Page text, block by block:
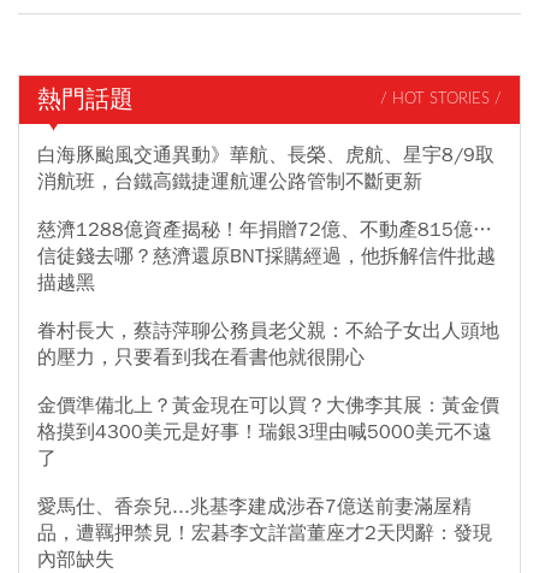
熱門話題 / HOT STORIES /
白海豚颱風交通異動》華航、長榮、虎航、星宇8/9取
消航班，台鐵高鐵捷運航運公路管制不斷更新
慈濟1288億資產揭秘！年捐贈72億、不動產815億…
信徒錢去哪？慈濟還原BNT採購經過，他拆解信件批越
描越黑
眷村長大，蔡詩萍聊公務員老父親：不給子女出人頭地
的壓力，只要看到我在看書他就很開心
金價準備北上？黃金現在可以買？大佛李其展：黃金價
格摸到4300美元是好事！瑞銀3理由喊5000美元不遠
了
愛馬仕、香奈兒...兆基李建成涉吞7億送前妻滿屋精
品，遭羈押禁見！宏碁李文詳當董座才2天閃辭：發現
內部缺失